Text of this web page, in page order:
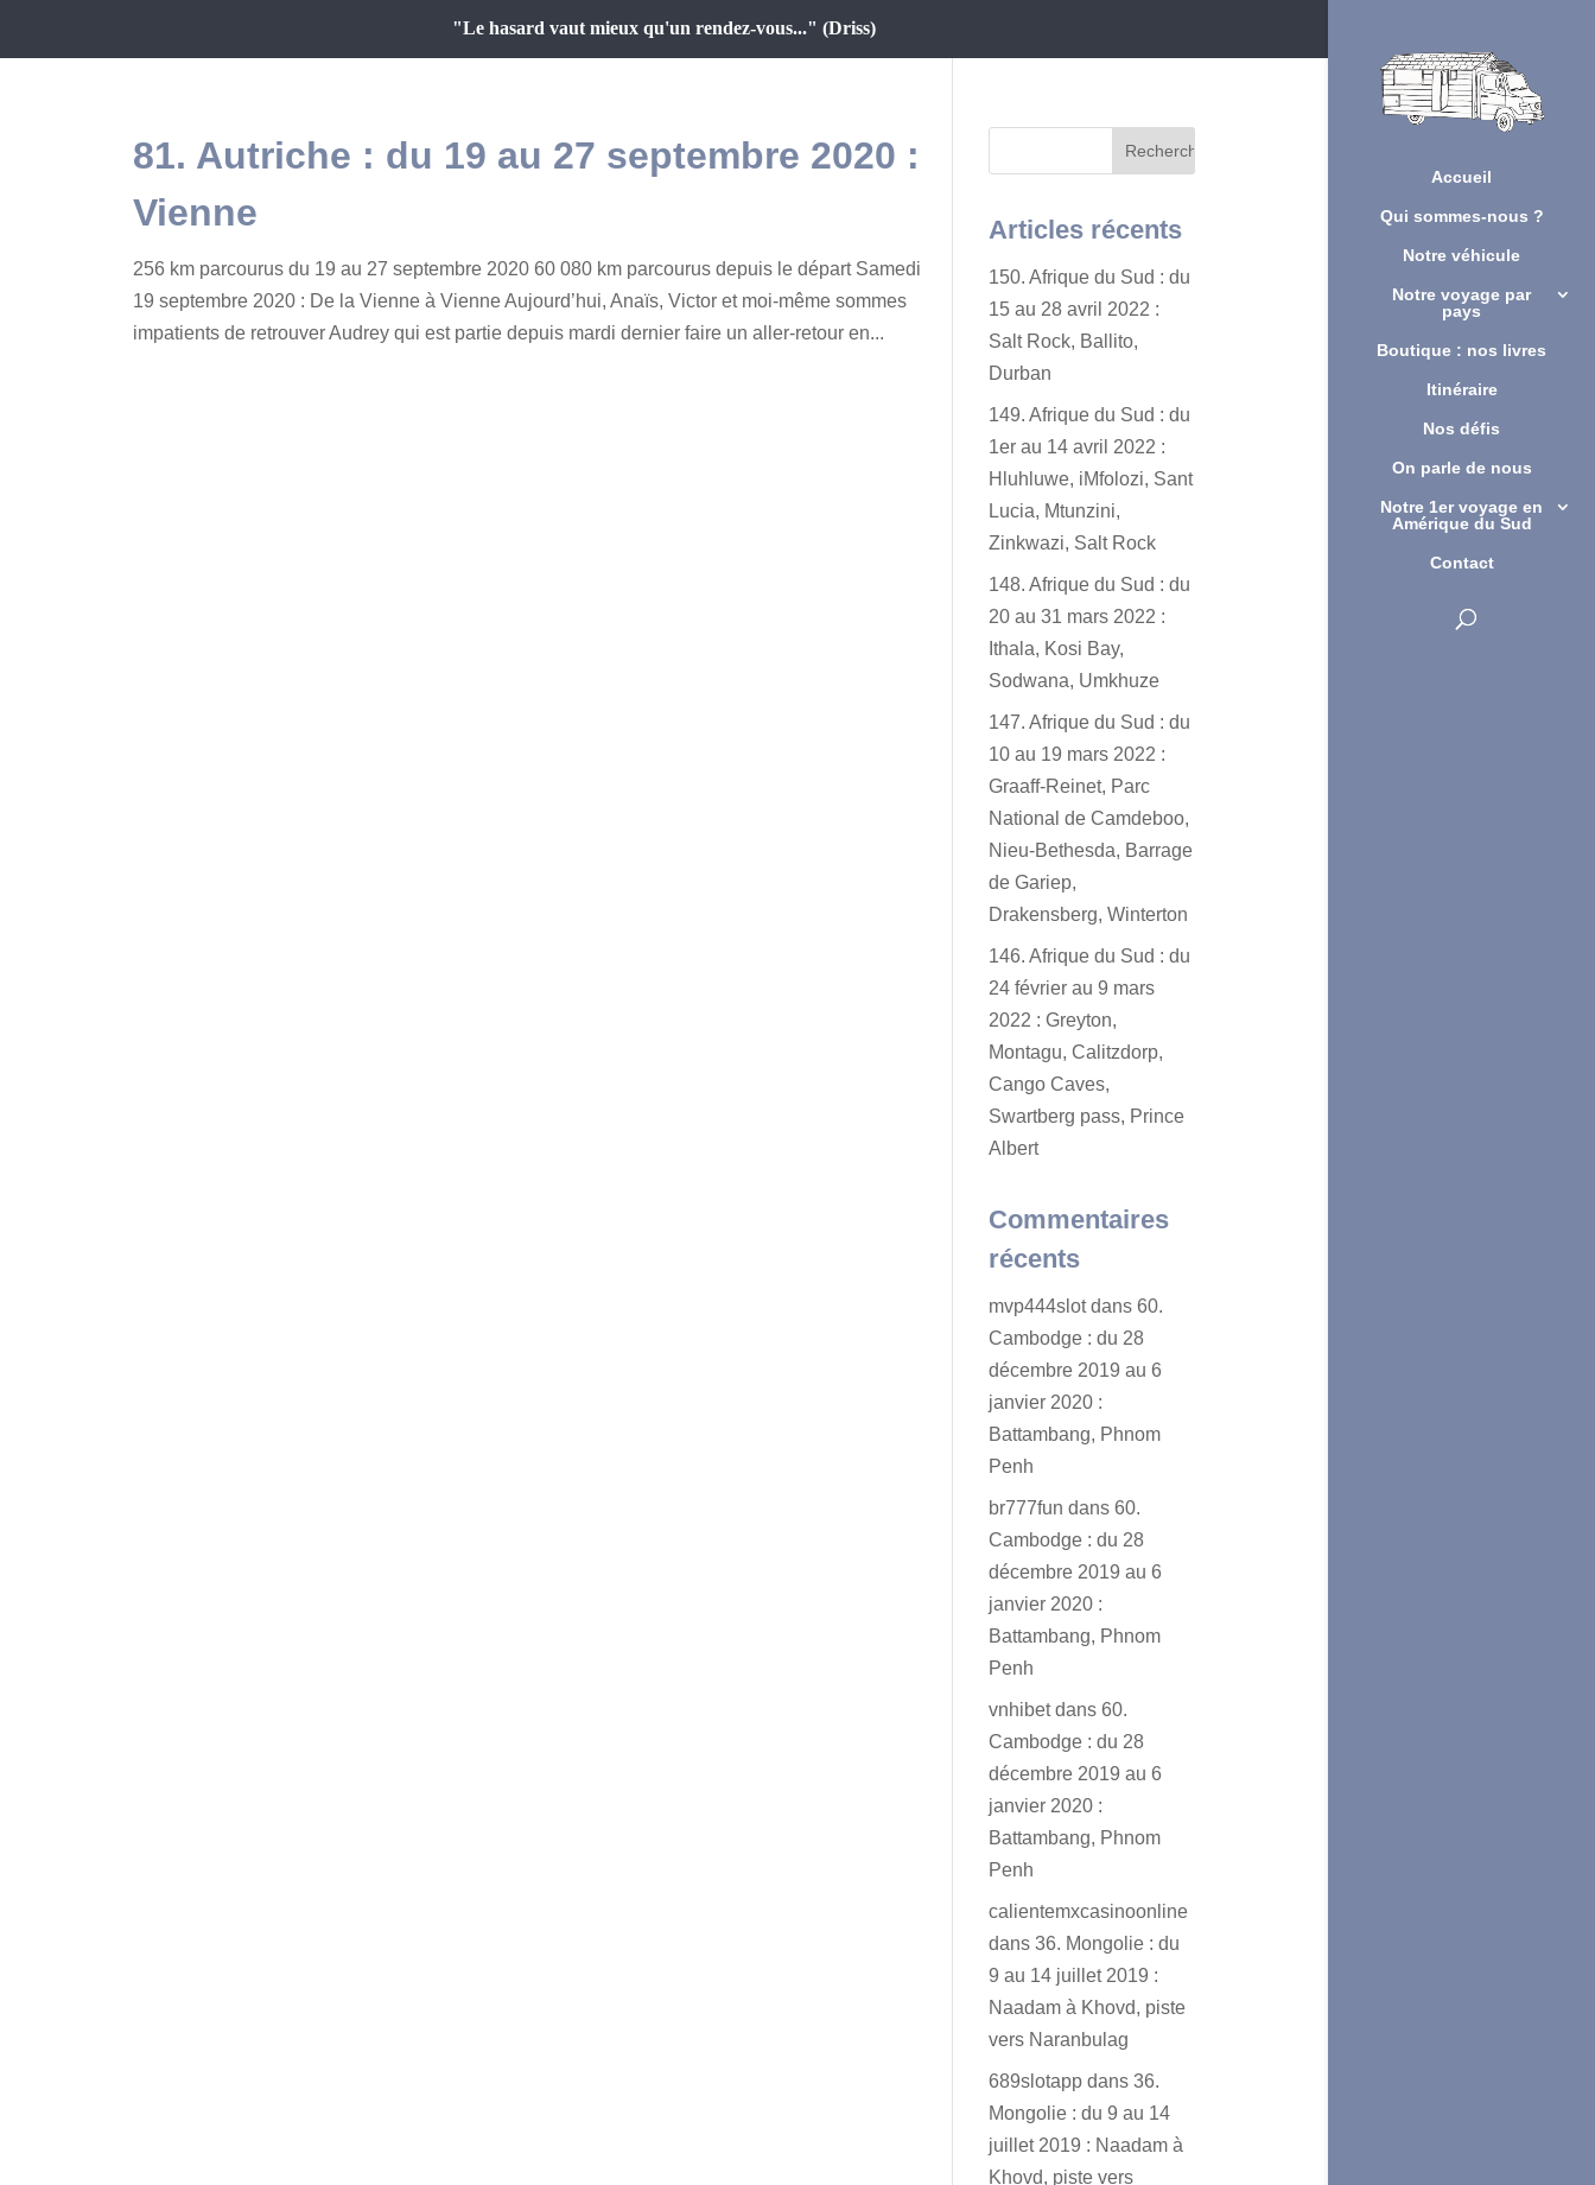
"Le hasard vaut mieux qu'un rendez-vous..." (Driss)
Accueil
Qui sommes-nous ?
Notre véhicule
Notre voyage par
pays
Boutique : nos livres
Itinéraire
Nos défis
On parle de nous
Notre 1er voyage en
Amérique du Sud
Contact
81. Autriche : du 19 au 27 septembre 2020 :
Vienne
256 km parcourus du 19 au 27 septembre 2020 60 080 km parcourus depuis le départ Samedi
19 septembre 2020 : De la Vienne à Vienne Aujourd’hui, Anaïs, Victor et moi-même sommes
impatients de retrouver Audrey qui est partie depuis mardi dernier faire un aller-retour en...
Articles récents
150. Afrique du Sud : du
15 au 28 avril 2022 :
Salt Rock, Ballito,
Durban
149. Afrique du Sud : du
1er au 14 avril 2022 :
Hluhluwe, iMfolozi, Sant
Lucia, Mtunzini,
Zinkwazi, Salt Rock
148. Afrique du Sud : du
20 au 31 mars 2022 :
Ithala, Kosi Bay,
Sodwana, Umkhuze
147. Afrique du Sud : du
10 au 19 mars 2022 :
Graaff-Reinet, Parc
National de Camdeboo,
Nieu-Bethesda, Barrage
de Gariep,
Drakensberg, Winterton
146. Afrique du Sud : du
24 février au 9 mars
2022 : Greyton,
Montagu, Calitzdorp,
Cango Caves,
Swartberg pass, Prince
Albert
Commentaires
récents
mvp444slotdans60.
Cambodge : du 28
décembre 2019 au 6
janvier 2020 :
Battambang, Phnom
Penh
br777fun dans60.
Cambodge : du 28
décembre 2019 au 6
janvier 2020 :
Battambang, Phnom
Penh
vnhibetdans60.
Cambodge : du 28
décembre 2019 au 6
janvier 2020 :
Battambang, Phnom
Penh
calientemxcasinoonline
dans36. Mongolie : du
9 au 14 juillet 2019 :
Naadam à Khovd, piste
vers Naranbulag
689slotapp dans36.
Mongolie : du 9 au 14
juillet 2019 : Naadam à
Khovd, piste vers